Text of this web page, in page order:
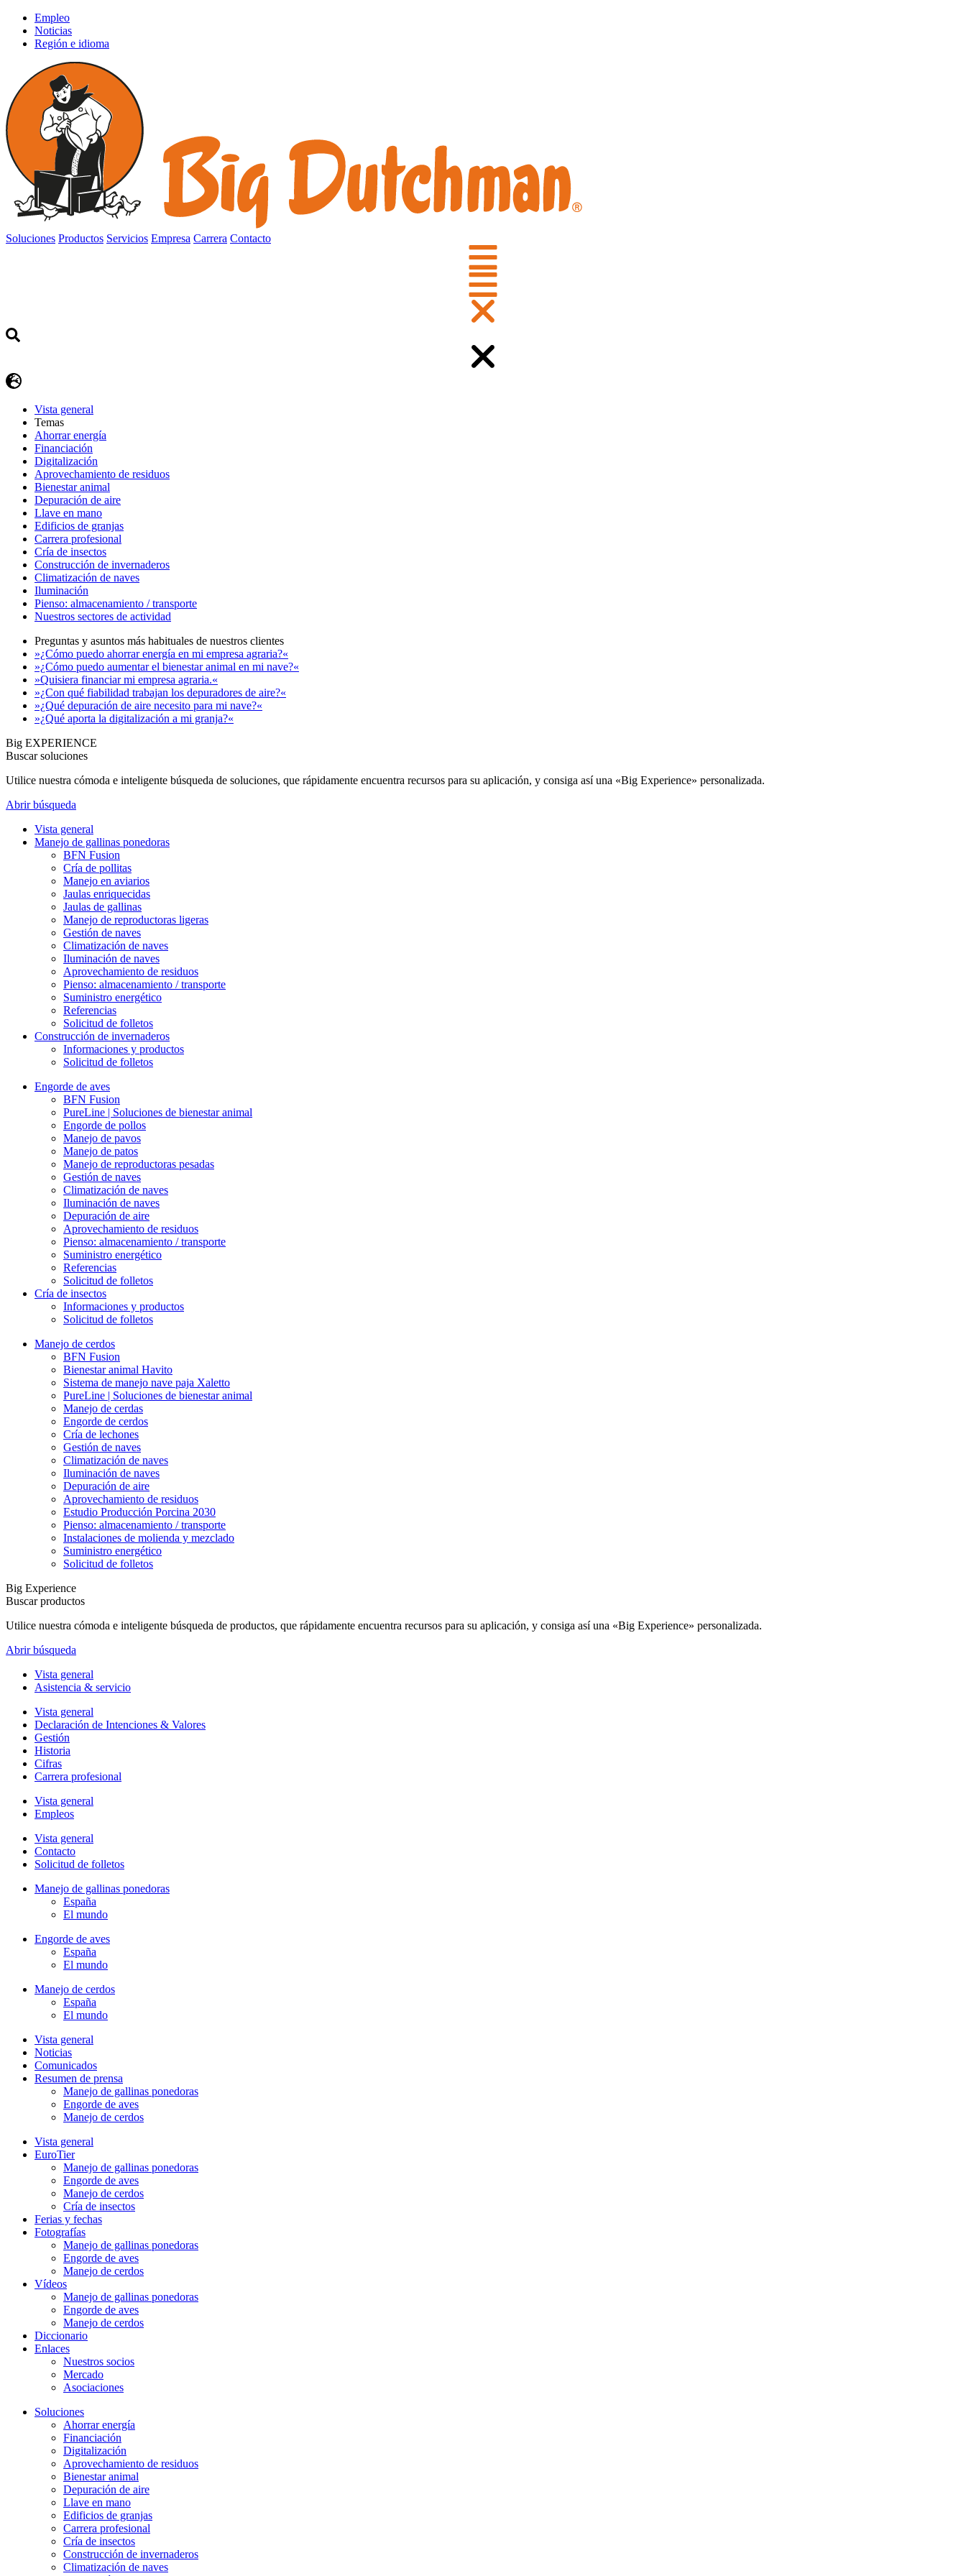
Empleo
Noticias
Región e idioma
Soluciones Productos Servicios Empresa Carrera Contacto
Vista general
Temas
Ahorrar energía
Financiación
Digitalización
Aprovechamiento de residuos
Bienestar animal
Depuración de aire
Llave en mano
Edificios de granjas
Carrera profesional
Cría de insectos
Construcción de invernaderos
Climatización de naves
Iluminación
Pienso: almacenamiento / transporte
Nuestros sectores de actividad
Preguntas y asuntos más habituales de nuestros clientes
»¿Cómo puedo ahorrar energía en mi empresa agraria?«
»¿Cómo puedo aumentar el bienestar animal en mi nave?«
»Quisiera financiar mi empresa agraria.«
»¿Con qué fiabilidad trabajan los depuradores de aire?«
»¿Qué depuración de aire necesito para mi nave?«
»¿Qué aporta la digitalización a mi granja?«
Big EXPERIENCE
Buscar soluciones
Utilice nuestra cómoda e inteligente búsqueda de soluciones, que rápidamente encuentra recursos para su aplicación, y consiga así una «Big Experience» personalizada.
Abrir búsqueda
Vista general
Manejo de gallinas ponedoras
BFN Fusion
Cría de pollitas
Manejo en aviarios
Jaulas enriquecidas
Jaulas de gallinas
Manejo de reproductoras ligeras
Gestión de naves
Climatización de naves
Iluminación de naves
Aprovechamiento de residuos
Pienso: almacenamiento / transporte
Suministro energético
Referencias
Solicitud de folletos
Construcción de invernaderos
Informaciones y productos
Solicitud de folletos
Engorde de aves
BFN Fusion
PureLine | Soluciones de bienestar animal
Engorde de pollos
Manejo de pavos
Manejo de patos
Manejo de reproductoras pesadas
Gestión de naves
Climatización de naves
Iluminación de naves
Depuración de aire
Aprovechamiento de residuos
Pienso: almacenamiento / transporte
Suministro energético
Referencias
Solicitud de folletos
Cría de insectos
Informaciones y productos
Solicitud de folletos
Manejo de cerdos
BFN Fusion
Bienestar animal Havito
Sistema de manejo nave paja Xaletto
PureLine | Soluciones de bienestar animal
Manejo de cerdas
Engorde de cerdos
Cría de lechones
Gestión de naves
Climatización de naves
Iluminación de naves
Depuración de aire
Aprovechamiento de residuos
Estudio Producción Porcina 2030
Pienso: almacenamiento / transporte
Instalaciones de molienda y mezclado
Suministro energético
Solicitud de folletos
Big Experience
Buscar productos
Utilice nuestra cómoda e inteligente búsqueda de productos, que rápidamente encuentra recursos para su aplicación, y consiga así una «Big Experience» personalizada.
Abrir búsqueda
Vista general
Asistencia & servicio
Vista general
Declaración de Intenciones & Valores
Gestión
Historia
Cifras
Carrera profesional
Vista general
Empleos
Vista general
Contacto
Solicitud de folletos
Manejo de gallinas ponedoras
España
El mundo
Engorde de aves
España
El mundo
Manejo de cerdos
España
El mundo
Vista general
Noticias
Comunicados
Resumen de prensa
Manejo de gallinas ponedoras
Engorde de aves
Manejo de cerdos
Vista general
EuroTier
Manejo de gallinas ponedoras
Engorde de aves
Manejo de cerdos
Cría de insectos
Ferias y fechas
Fotografías
Manejo de gallinas ponedoras
Engorde de aves
Manejo de cerdos
Vídeos
Manejo de gallinas ponedoras
Engorde de aves
Manejo de cerdos
Diccionario
Enlaces
Nuestros socios
Mercado
Asociaciones
Soluciones
Ahorrar energía
Financiación
Digitalización
Aprovechamiento de residuos
Bienestar animal
Depuración de aire
Llave en mano
Edificios de granjas
Carrera profesional
Cría de insectos
Construcción de invernaderos
Climatización de naves